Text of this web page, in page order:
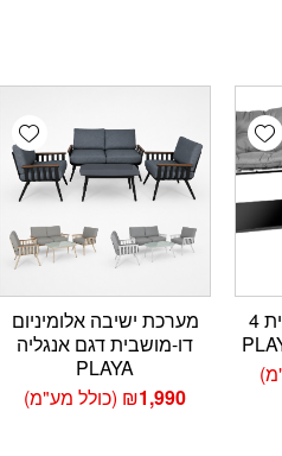
Add wishlist
מערכת ישיבה פינתית 4
מערכת ישיבה אלומיניום
דו-מושבית דגם אנגליה
PLAYA
₪1,990 (כולל מע"מ)